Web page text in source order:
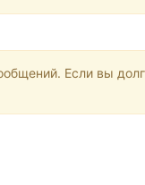
Если вы